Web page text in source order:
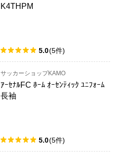
K4THPM
5.0(5件)
サッカーショップKAMO
ｱｰｾﾅﾙFC ﾎｰﾑ ｵｰｾﾝﾃｨｯｸ ﾕﾆﾌｫｰﾑ
長袖
5.0(5件)